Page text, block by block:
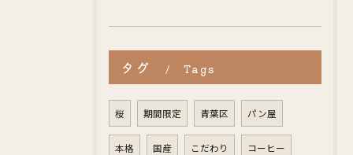
タグ Tags
桜 期間限定 青葉区 パン屋
本格 国産 こだわり コーヒー